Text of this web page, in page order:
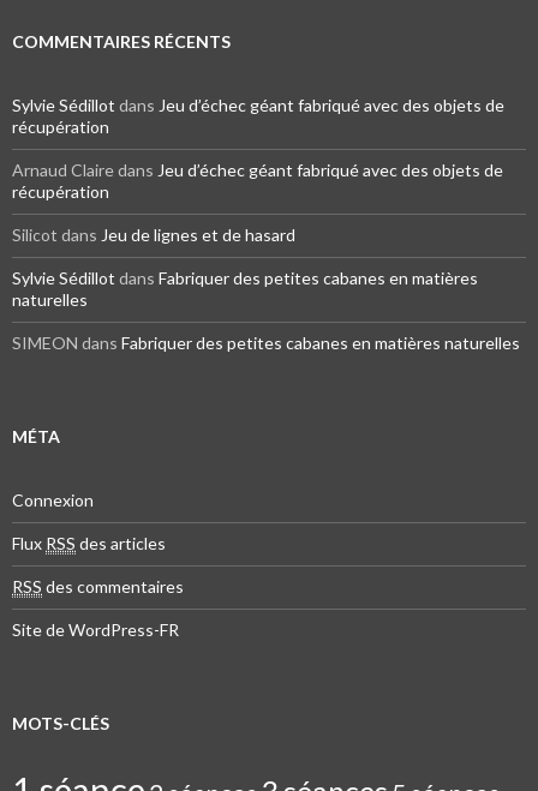
COMMENTAIRES RÉCENTS
Sylvie Sédillot dans Jeu d’échec géant fabriqué avec des objets de
récupération
Arnaud Claire dans Jeu d’échec géant fabriqué avec des objets de
récupération
Silicot dans Jeu de lignes et de hasard
Sylvie Sédillot dans Fabriquer des petites cabanes en matières
naturelles
SIMEON dans Fabriquer des petites cabanes en matières naturelles
MÉTA
Connexion
Flux RSS des articles
RSS des commentaires
Site de WordPress-FR
MOTS-CLÉS